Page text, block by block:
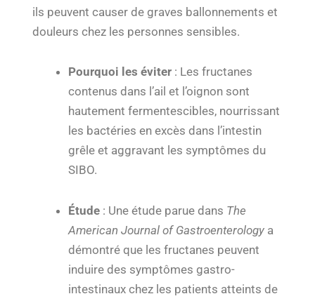
ils peuvent causer de graves ballonnements et
douleurs chez les personnes sensibles.
Pourquoi les éviter : Les fructanes
contenus dans l’ail et l’oignon sont
hautement fermentescibles, nourrissant
les bactéries en excès dans l’intestin
grêle et aggravant les symptômes du
SIBO.
Étude : Une étude parue dans The
American Journal of Gastroenterology a
démontré que les fructanes peuvent
induire des symptômes gastro-
intestinaux chez les patients atteints de